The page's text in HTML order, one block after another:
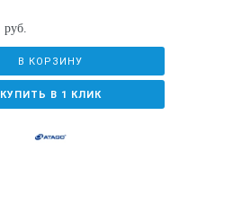
руб.
В КОРЗИНУ
КУПИТЬ В 1 КЛИК